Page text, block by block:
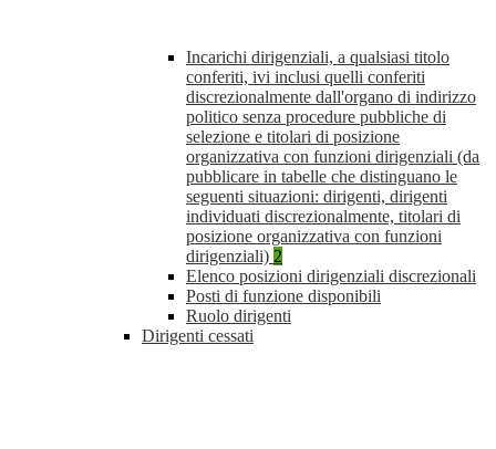
Incarichi dirigenziali, a qualsiasi titolo
conferiti, ivi inclusi quelli conferiti
discrezionalmente dall'organo di indirizzo
politico senza procedure pubbliche di
selezione e titolari di posizione
organizzativa con funzioni dirigenziali (da
pubblicare in tabelle che distinguano le
seguenti situazioni: dirigenti, dirigenti
individuati discrezionalmente, titolari di
posizione organizzativa con funzioni
dirigenziali) 2
Elenco posizioni dirigenziali discrezionali
Posti di funzione disponibili
Ruolo dirigenti
Dirigenti cessati